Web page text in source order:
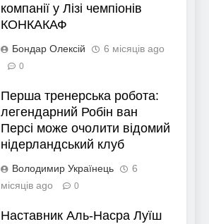
компанії у Лізі чемпіонів
КОНКАКАФ
Бондар Олексій 6 місяців ago
0
Перша тренерська робота:
легендарний Робін ван
Персі може очолити відомий
нідерландський клуб
Володимир Українець
6
місяців ago
0
Наставник Аль-Насра Луїш